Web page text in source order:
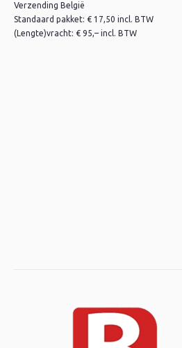
Verzending België
Standaard pakket: € 17,50 incl. BTW
(Lengte)vracht: € 95,– incl. BTW